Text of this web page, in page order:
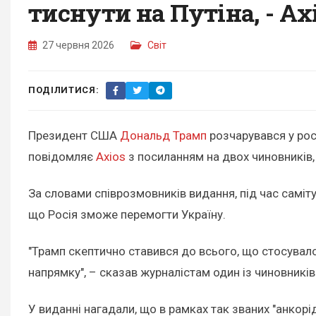
тиснути на Путіна, -
27 червня 2026 Світ
ПОДІЛИТИСЯ:
Президент США Дональд Трамп розчарувався у
повідомляє Axios з посиланням на двох
За словами співрозмовників видання, під час
що Росія зможе перемогти Україну.
"Трамп скептично ставився до всього, що
напрямку", – сказав журналістам один із
У виданні нагадали, що в рамках так званих